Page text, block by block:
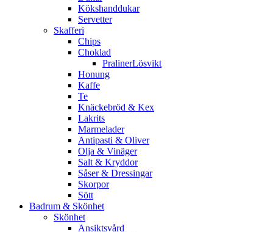
Kökshanddukar
Servetter
Skafferi
Chips
Choklad
PralinerLösvikt
Honung
Kaffe
Te
Knäckebröd & Kex
Lakrits
Marmelader
Antipasti & Oliver
Olja & Vinäger
Salt & Kryddor
Såser & Dressingar
Skorpor
Sött
Badrum & Skönhet
Skönhet
Ansiktsvård